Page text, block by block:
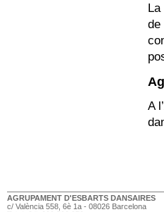
La
de
A
AGRUPAMENT D'ESBARTS DANSAIRES
c/ València 558, 6è 1a - 08026 Barcelona